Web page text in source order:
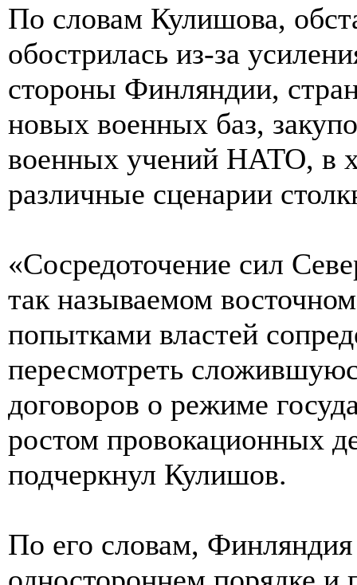
По словам Кулишова,
обострилась из-за
стороны Финляндии,
новых военных баз,
военных учений НАТО, в
различные сценарии
«Сосредоточение сил
так называемом
попытками властей
пересмотреть
договоров о режиме
ростом провокационных
подчеркнул Кулишов.
По его словам,